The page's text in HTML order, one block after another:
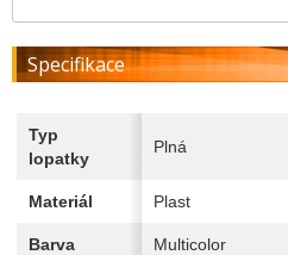
Specifikace
Typ
lopatky
Plná
Materiál Plast
Barva Multicolor